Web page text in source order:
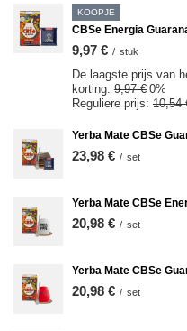
KOOPJE
CBSe Energia
9,97 € / stuk
De laagste prijs van
korting: 9,97 € 0%
Reguliere prijs: 10,54
Yerba Mate CBSe
23,98 € / set
Yerba Mate CBSe
20,98 € / set
Yerba Mate CBSe
20,98 € / set